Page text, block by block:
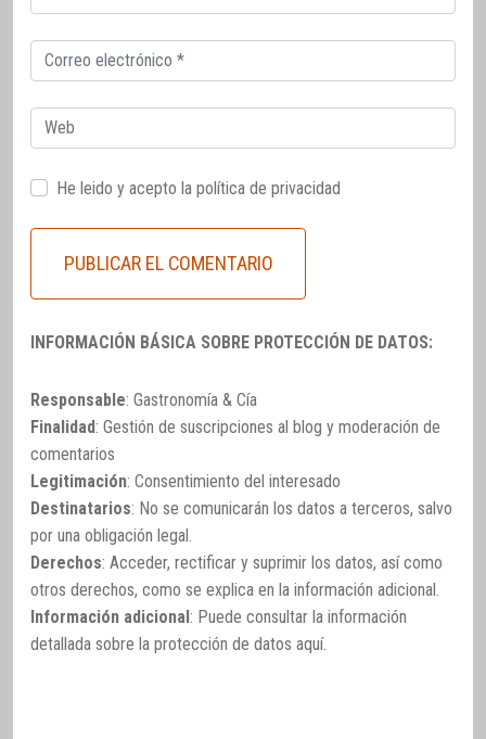
electrónico
Correo
electrónico
Web
He leido y acepto la política de privacidad
INFORMACIÓN BÁSICA SOBRE PROTECCIÓN DE DATOS:
Responsable: Gastronomía & Cía
Finalidad: Gestión de suscripciones al blog y moderación de
comentarios
Legitimación: Consentimiento del interesado
Destinatarios: No se comunicarán los datos a terceros, salvo
por una obligación legal.
Derechos: Acceder, rectificar y suprimir los datos, así como
otros derechos, como se explica en la información adicional.
Información adicional: Puede consultar la información
detallada sobre la protección de datos aquí.